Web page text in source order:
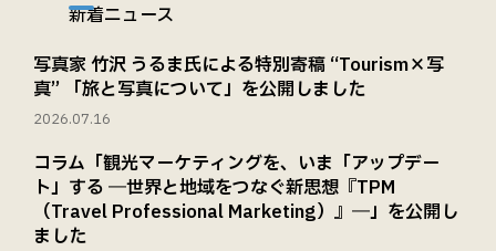
新着ニュース
写真家 竹沢 うるま氏による特別寄稿 “Tourism×写
真” 「旅と写真について」を公開しました
2026.07.16
コラム「観光マーケティングを、いま「アップデー
ト」する ―世界と地域をつなぐ新思想『TPM
（Travel Professional Marketing）』―」を公開し
ました